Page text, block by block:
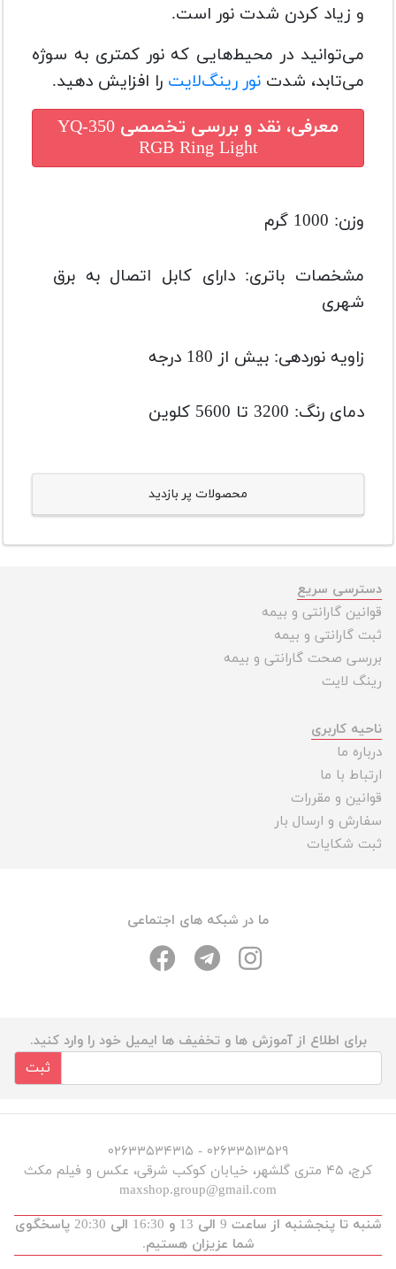
و زیاد کردن شدت نور است.
می‌توانید در محیط‌هایی که نور کمتری به سوژه
می‌تابد، شدت نور رینگ‌لایت را افزایش دهید.
معرفی، نقد و بررسی تخصصی YQ-350
RGB Ring Light
وزن: 1000 گرم
مشخصات باتری: دارای کابل اتصال به برق
شهری
زاویه نوردهی: بیش از 180 درجه
دمای رنگ: 3200 تا 5600 کلوین
محصولات پر بازدید
دسترسی سریع
قوانین گارانتی و بیمه
ثبت گارانتی و بیمه
بررسی صحت گارانتی و بیمه
رینگ لایت
ناحیه کاربری
درباره ما
ارتباط با ما
قوانین و مقررات
سفارش و ارسال بار
ثبت شکایات
ما در شبکه های اجتماعی
برای اطلاع از آموزش ها و تخفیف ها ایمیل خود را وارد کنید.
ثبت
۰۲۶۳۳۵۱۳۵۲۹ - ۰۲۶۳۳۵۳۴۳۱۵
کرج، ۴۵ متری گلشهر، خیابان کوکب شرقی، عکس و فیلم مکث
maxshop.group@gmail.com
شنبه تا پنجشنبه از ساعت 9 الی 13 و 16:30 الی 20:30 پاسخگوی
شما عزیزان هستیم.